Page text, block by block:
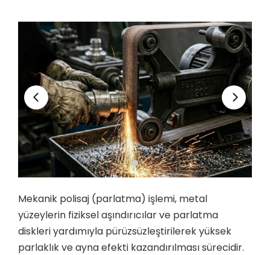
SEKTÖRLER
BLOG
HABERLER
İLETIŞIM
Mekanik polisaj (parlatma) işlemi, metal
yüzeylerin fiziksel aşındırıcılar ve parlatma
diskleri yardımıyla pürüzsüzleştirilerek yüksek
parlaklık ve ayna efekti kazandırılması sürecidir.